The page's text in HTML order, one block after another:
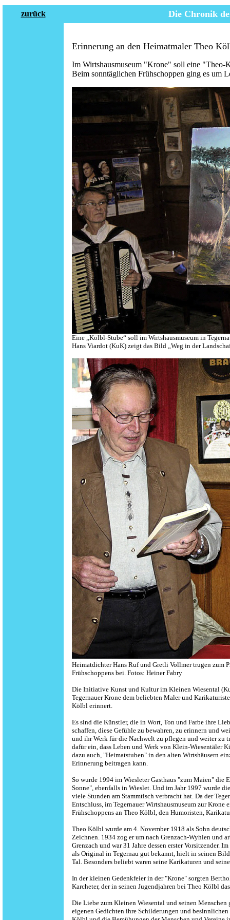
zurück Die Chronik
Erinnerung an den Heimatmaler Theo
Im Wirtshausmuseum "Krone" soll eine "Theo-
Beim sonntäglichen Frühschoppen ging es um
Eine „Kölbl-Stube“ soll im Wirtshausmuseum in
Hans Viardot (KuK) zeigt das Bild „Weg in der
Heimatdichter Hans Ruf und Gretli Vollmer trugen zum
Frühschoppens bei. Fotos: Heiner Fabry
Die Initiative Kunst und Kultur im Kleinen Wiesental
Tegernauer Krone dem beliebten Maler und
Kölbl erinnert.
Es sind die Künstler, die in Wort, Ton und Farbe ihre
schaffen, diese Gefühle zu bewahren, zu erinnern und
und ihr Werk für die Nachwelt zu pflegen und weiter zu
dafür ein, dass Leben und Werk von Klein-Wiesentäler
dazu auch, "Heimatstuben" in den alten Wirtshäusern
Erinnerung beitragen kann.
So wurde 1994 im Wiesleter Gasthaus "zum Maien"
Sonne", ebenfalls in Wieslet. Und im Jahr 1997 wurde
viele Stunden am Stammtisch verbracht hat. Da der
Entschluss, im Tegernauer Wirtshausmuseum zur
Frühschoppens an Theo Kölbl, den Humoristen,
Theo Kölbl wurde am 4. November 1918 als Sohn
Zeichnen. 1934 zog er um nach Grenzach-Wyhlen und
Grenzach und war 31 Jahre dessen erster Vorsitzender.
als Original in Tegernau gut bekannt, hielt in seinen
Tal. Besonders beliebt waren seine Karikaturen und
In der kleinen Gedenkfeier in der "Krone" sorgten
Karcheter, der in seinen Jugendjahren bei Theo Kölbl
Die Liebe zum Kleinen Wiesental und seinen
eigenen Gedichten ihre Schilderungen und